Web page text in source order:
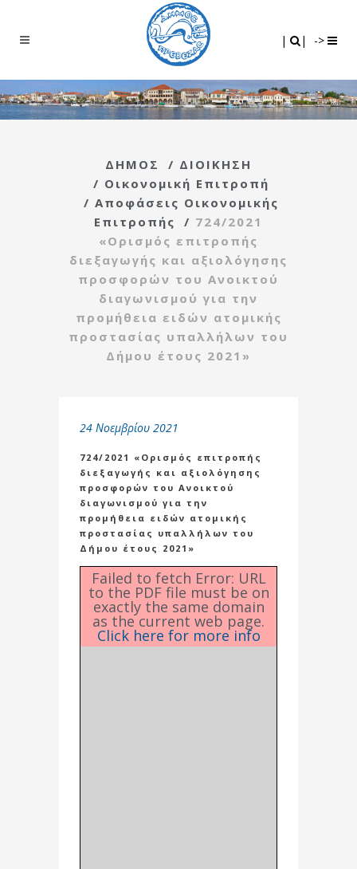
| | ->
ΔΗΜΟΣ / ΔΙΟΙΚΗΣΗ
/ Οικονομική Επιτροπή
/ Αποφάσεις Οικονομικής
Επιτροπής
/ 724/2021
«Ορισμός επιτροπής
διεξαγωγής και αξιολόγησης
προσφορών του Ανοικτού
διαγωνισμού για την
προμήθεια ειδών ατομικής
προστασίας υπαλλήλων του
Δήμου έτους 2021»
24 Νοεμβρίου 2021
724/2021 «Ορισμός επιτροπής
διεξαγωγής και αξιολόγησης
προσφορών του Ανοικτού
διαγωνισμού για την
προμήθεια ειδών ατομικής
προστασίας υπαλλήλων του
Δήμου έτους 2021»
Failed to fetch Error: URL
to the PDF file must be on
exactly the same domain
as the current web page.
Click here for more info